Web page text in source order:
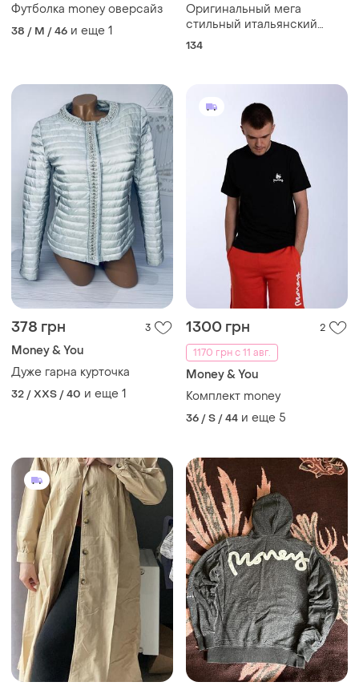
Футболка money оверсайз
38 / M / 46 и еще 1
Оригинальный мега
стильный итальянский
спортивный костюм money
134
378 грн 3
Money & You
Дуже гарна курточка
32 / XXS / 40 и еще 1
1300 грн
2
1170 грн с 11 авг.
Money & You
Комплект money
36 / S / 44 и еще 5